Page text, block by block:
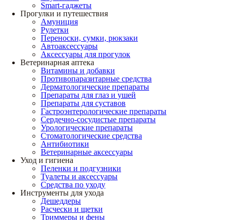
Smart-гаджеты
Прогулки и путешествия
Амуниция
Рулетки
Переноски, сумки, рюкзаки
Автоаксессуары
Аксессуары для прогулок
Ветеринарная аптека
Витамины и добавки
Противопаразитарные средства
Дерматологические препараты
Препараты для глаз и ушей
Препараты для суставов
Гастроэнтерологические препараты
Сердечно-сосудистые препараты
Урологические препараты
Стоматологические средства
Антибиотики
Ветеринарные аксессуары
Уход и гигиена
Пеленки и подгузники
Туалеты и аксессуары
Средства по уходу
Инструменты для ухода
Дешеддеры
Расчески и щетки
Триммеры и фены